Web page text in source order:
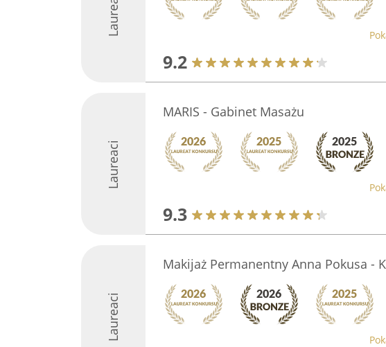
Laureaci
9.2
Laureaci
MARIS - Gabinet Masażu
9.3
Laureaci
Makijaż Permanentny Anna Pokusa -